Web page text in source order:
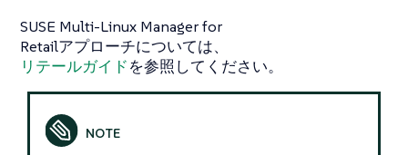
SUSE Multi-Linux Manager for
Retailアプローチについては、
リテールガイドを参照してください。